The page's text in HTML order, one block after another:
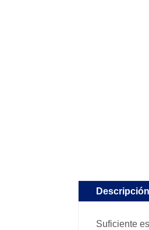
Descripción
Suficiente